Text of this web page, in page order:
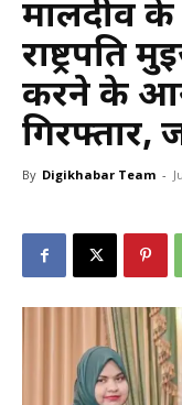
मालदीव के
राष्ट्रपति
करने के
गिरफ्तार,
By Digikhabar Team -